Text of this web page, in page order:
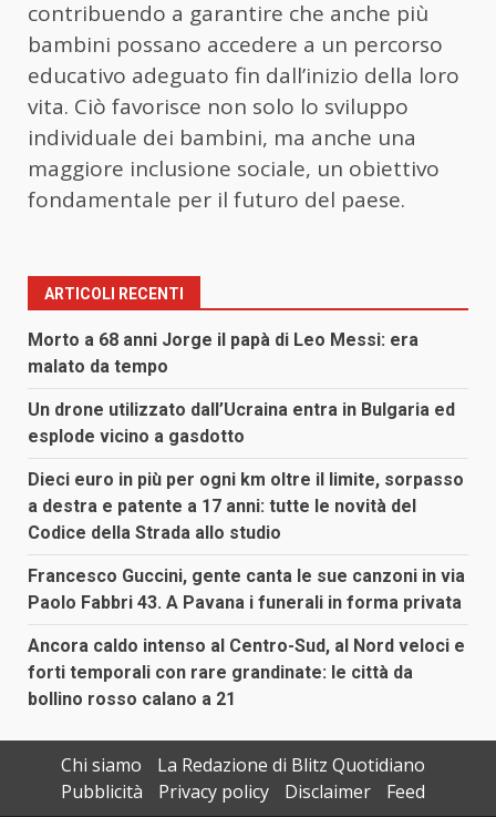
contribuendo a garantire che anche più
bambini possano accedere a un percorso
educativo adeguato fin dall’inizio della loro
vita. Ciò favorisce non solo lo sviluppo
individuale dei bambini, ma anche una
maggiore inclusione sociale, un obiettivo
fondamentale per il futuro del paese.
ARTICOLI RECENTI
Morto a 68 anni Jorge il papà di Leo Messi: era
malato da tempo
Un drone utilizzato dall’Ucraina entra in Bulgaria ed
esplode vicino a gasdotto
Dieci euro in più per ogni km oltre il limite, sorpasso
a destra e patente a 17 anni: tutte le novità del
Codice della Strada allo studio
Francesco Guccini, gente canta le sue canzoni in via
Paolo Fabbri 43. A Pavana i funerali in forma privata
Ancora caldo intenso al Centro-Sud, al Nord veloci e
forti temporali con rare grandinate: le città da
bollino rosso calano a 21
Chi siamo
La Redazione di Blitz Quotidiano
Pubblicità
Privacy policy Disclaimer Feed